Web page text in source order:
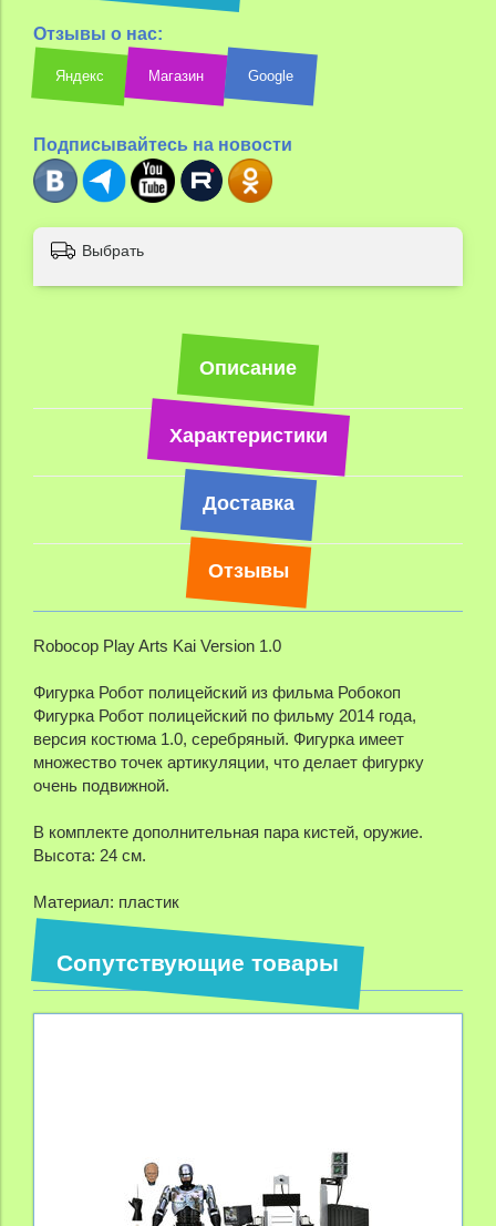
Отзывы о нас:
Яндекс Магазин Google
Подписывайтесь на новости
Выбрать
Описание
Характеристики
Доставка
Отзывы
Robocop Play Arts Kai Version 1.0
Фигурка Робот полицейский из фильма Робокоп
Фигурка Робот полицейский по фильму 2014 года,
версия костюма 1.0, серебряный. Фигурка имеет
множество точек артикуляции, что делает фигурку
очень подвижной.
В комплекте дополнительная пара кистей, оружие.
Высота: 24 см.
Материал: пластик
Сопутствующие товары